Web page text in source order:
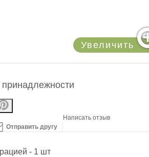
Увеличить
Отправить другу
Написать отзыв
- 1 шт